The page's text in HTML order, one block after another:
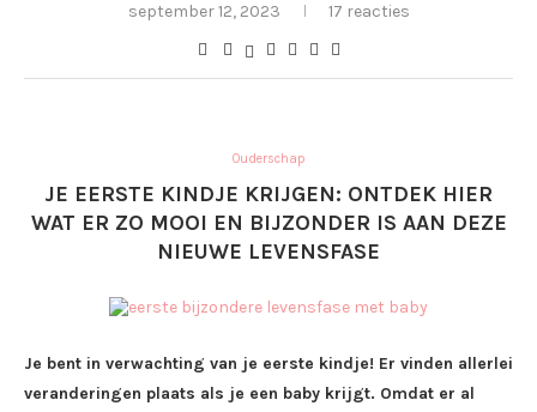
september 12, 2023 17 reacties
Ouderschap
JE EERSTE KINDJE KRIJGEN: ONTDEK HIER
WAT ER ZO MOOI EN BIJZONDER IS AAN DEZE
NIEUWE LEVENSFASE
Je bent in verwachting van je eerste kindje! Er vinden allerlei
veranderingen plaats als je een baby krijgt. Omdat er al